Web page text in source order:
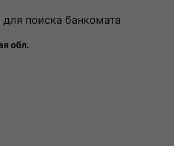
поиска банкомата
обл.